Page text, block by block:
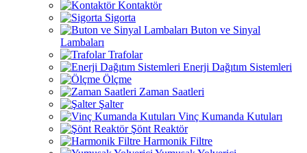
Kontaktör
Sigorta
Buton ve Sinyal
Lambaları
Trafolar
Enerji Dağıtım Sistemleri
Ölçme
Zaman Saatleri
Şalter
Vinç Kumanda Kutuları
Şönt Reaktör
Harmonik Filtre